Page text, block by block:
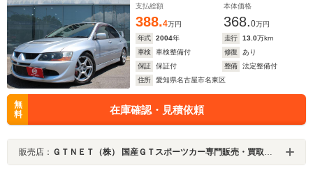
支払総額
388.4万円
本体価格
368.0万円
年式
2004年 走行 13.0万km
車検
車検整備付 修復
あり
保証
保証付 整備
法定整備付
住所
愛知県名古屋市名東区
無
料
在庫確認・見積依頼
販売店： ＧＴＮＥＴ（株） 国産ＧＴスポーツカー専門販売・買取専門店 ＧＴＮＥＴ 名古屋